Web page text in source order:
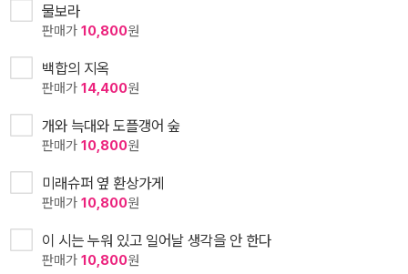
물보라
판매가 10,800원
백합의 지옥
판매가 14,400원
개와 늑대와 도플갱어 숲
판매가 10,800원
미래슈퍼 옆 환상가게
판매가 10,800원
이 시는 누워 있고 일어날 생각을 안 한다
판매가 10,800원